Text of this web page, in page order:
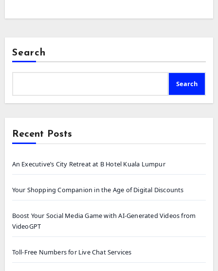
Search
Search
Recent Posts
An Executive’s City Retreat at B Hotel Kuala Lumpur
Your Shopping Companion in the Age of Digital Discounts
Boost Your Social Media Game with AI-Generated Videos from
VideoGPT
Toll-Free Numbers for Live Chat Services